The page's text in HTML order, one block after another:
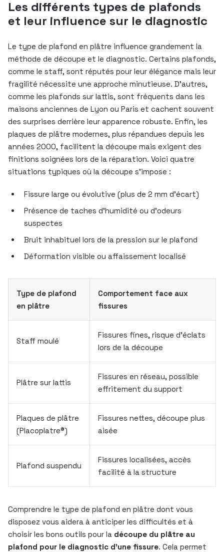
Les différents types de plafonds
et leur influence sur le diagnostic
Le type de plafond en plâtre influence grandement la
méthode de découpe et le diagnostic. Certains plafonds,
comme le staff, sont réputés pour leur élégance mais leur
fragilité nécessite une approche minutieuse. D’autres,
comme les plafonds sur lattis, sont fréquents dans les
maisons anciennes de Lyon ou Paris et cachent souvent
des surprises derrière leur apparence robuste. Enfin, les
plaques de plâtre modernes, plus répandues depuis les
années 2000, facilitent la découpe mais exigent des
finitions soignées lors de la réparation. Voici quatre
situations typiques où la découpe s’impose :
Fissure large ou évolutive (plus de 2 mm d’écart)
Présence de taches d’humidité ou d’odeurs
suspectes
Bruit inhabituel lors de la pression sur le plafond
Déformation visible ou affaissement localisé
Type de plafond
en plâtre
Comportement face aux
fissures
Staff moulé
Fissures fines, risque d’éclats
lors de la découpe
Plâtre sur lattis
Fissures en réseau, possible
effritement du support
Plaques de plâtre
(Placoplatre®)
Fissures nettes, découpe plus
aisée
Plafond suspendu
Fissures localisées, accès
facilité à la structure
Comprendre le type de plafond en plâtre dont vous
disposez vous aidera à anticiper les difficultés et à
choisir les bons outils pour la découpe du plâtre au
plafond pour le diagnostic d’une fissure. Cela permet